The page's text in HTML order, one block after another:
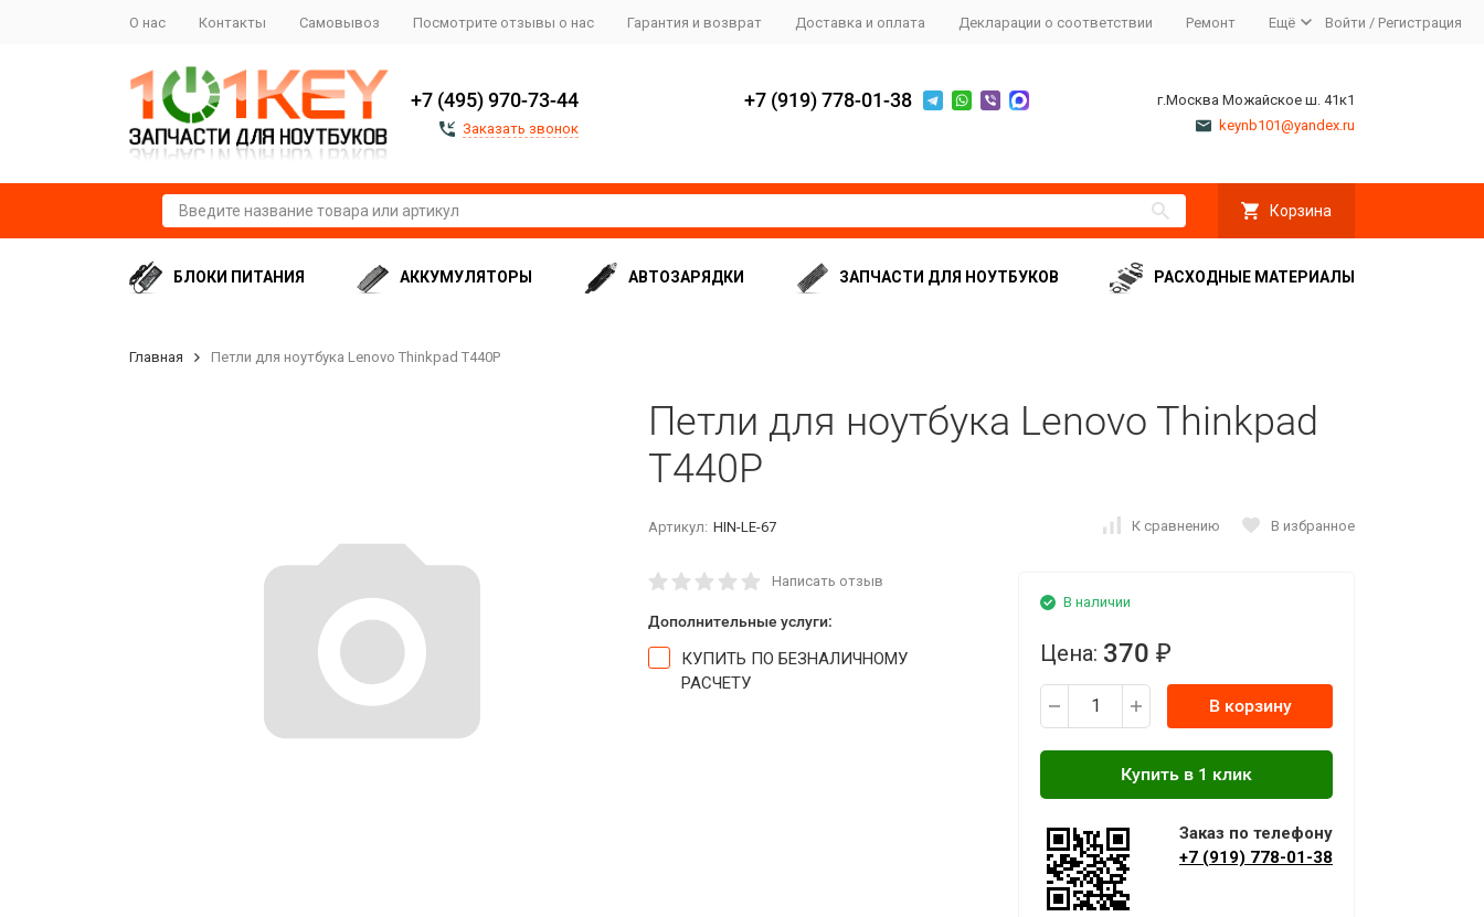
О нас Контакты Самовывоз Посмотрите отзывы о нас Гарантия и возврат Доставка и оплата Декларации о соответствии Ремонт Ещё Войти / Регистрация
+7 (495) 970-73-44
Заказать звонок
+7 (919) 778-01-38
г.Москва Можайское ш. 41к1
keynb101@yandex.ru
Корзина
БЛОКИ ПИТАНИЯ АККУМУЛЯТОРЫ АВТОЗАРЯДКИ ЗАПЧАСТИ ДЛЯ НОУТБУКОВ РАСХОДНЫЕ МАТЕРИАЛЫ
Главная Петли для ноутбука Lenovo Thinkpad T440P
Петли для ноутбука Lenovo Thinkpad
T440P
Артикул: HIN-LE-67 К сравнению В избранное
Написать отзыв
Дополнительные услуги:
КУПИТЬ ПО БЕЗНАЛИЧНОМУ
РАСЧЕТУ
В наличии
Цена: 370 ₽
В корзину
Заказ по телефону
+7 (919) 778-01-38